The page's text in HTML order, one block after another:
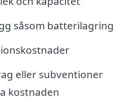
såsom batterilagring
eller subventioner
kostnaden